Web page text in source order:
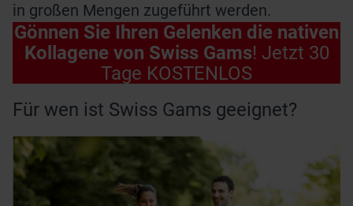
in großen Mengen zugeführt werden.
Gönnen Sie Ihren Gelenken die nativen
Kollagene von Swiss Gams! Jetzt 30
Tage KOSTENLOS
Für wen ist Swiss Gams geeignet?